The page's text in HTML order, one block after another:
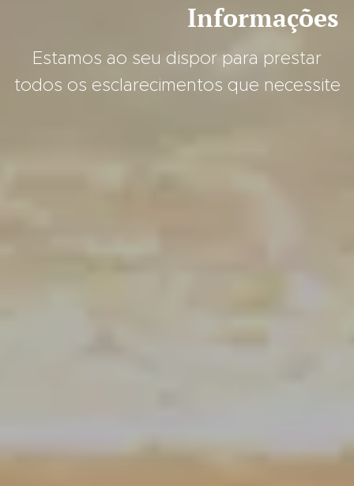
Informações
Estamos ao seu dispor para prestar
todos os esclarecimentos que necessite